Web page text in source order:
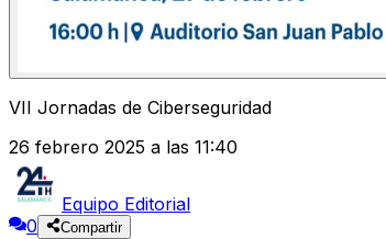
VII Jornadas de Ciberseguridad
26 febrero 2025 a las 11:40
Equipo Editorial
0
Compartir